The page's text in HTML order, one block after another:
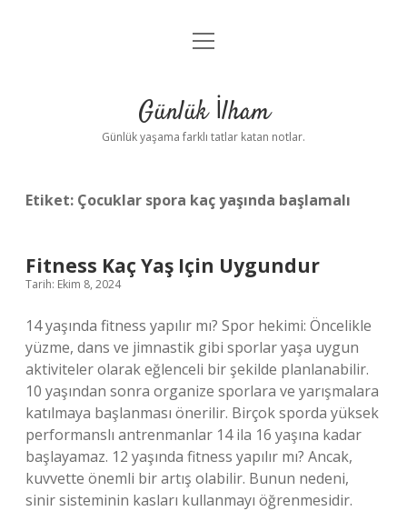
Anasayfa
Yasal Uyarı
menüyü
Günlük İlham
Günlük yaşama farklı tatlar katan notlar.
Etiket: Çocuklar spora kaç yaşında başlamalı
Fitness Kaç Yaş Için Uygundur
Tarih: Ekim 8, 2024
14 yaşında fitness yapılır mı? Spor hekimi: Öncelikle
yüzme, dans ve jimnastik gibi sporlar yaşa uygun
aktiviteler olarak eğlenceli bir şekilde planlanabilir.
10 yaşından sonra organize sporlara ve yarışmalara
katılmaya başlanması önerilir. Birçok sporda yüksek
performanslı antrenmanlar 14 ila 16 yaşına kadar
başlayamaz. 12 yaşında fitness yapılır mı? Ancak,
kuvvette önemli bir artış olabilir. Bunun nedeni,
sinir sisteminin kasları kullanmayı öğrenmesidir.